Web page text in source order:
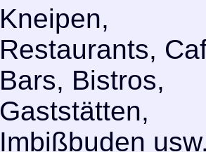
Kneipen,
Restaurants,
Bars, Bistros,
Gaststätten,
Imbißbuden